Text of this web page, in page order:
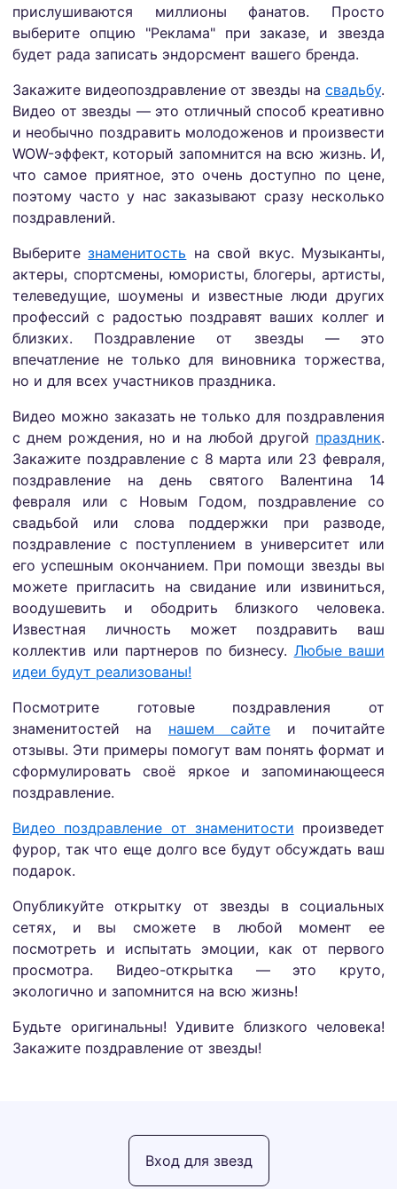
прислушиваются миллионы фанатов. Просто
выберите опцию "Реклама" при заказе, и звезда
будет рада записать эндорсмент вашего бренда.
Закажите видеопоздравление от звезды на свадьбу.
Видео от звезды — это отличный способ креативно
и необычно поздравить молодоженов и произвести
WOW-эффект, который запомнится на всю жизнь. И,
что самое приятное, это очень доступно по цене,
поэтому часто у нас заказывают сразу несколько
поздравлений.
Выберитезнаменитость на свой вкус. Музыканты,
актеры, спортсмены, юмористы, блогеры, артисты,
телеведущие, шоумены и известные люди других
профессий с радостью поздравят ваших коллег и
близких. Поздравление от звезды — это
впечатление не только для виновника торжества,
но и для всех участников праздника.
Видео можно заказать не только для поздравления
с днем рождения, но и на любой другой праздник.
Закажите поздравление с 8 марта или 23 февраля,
поздравление на день святого Валентина 14
февраля или с Новым Годом, поздравление со
свадьбой или слова поддержки при разводе,
поздравление с поступлением в университет или
его успешным окончанием. При помощи звезды вы
можете пригласить на свидание или извиниться,
воодушевить и ободрить близкого человека.
Известная личность может поздравить ваш
коллектив или партнеров по бизнесу. Любые ваши
идеи будут реализованы!
Посмотрите готовые поздравления от
знаменитостей на нашем сайте и почитайте
отзывы. Эти примеры помогут вам понять формат и
сформулировать своё яркое и запоминающееся
поздравление.
Видео поздравление от знаменитости произведет
фурор, так что еще долго все будут обсуждать ваш
подарок.
Опубликуйте открытку от звезды в социальных
сетях, и вы сможете в любой момент ее
посмотреть и испытать эмоции, как от первого
просмотра. Видео-открытка — это круто,
экологично и запомнится на всю жизнь!
Будьте оригинальны! Удивите близкого человека!
Закажите поздравление от звезды!
Вход для звезд